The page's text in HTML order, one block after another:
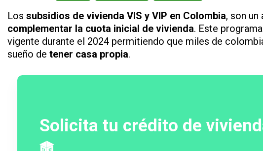
Los subsidios de vivienda VIS y VIP en Colombia, son
complementar la cuota inicial de vivienda. Este
vigente durante el 2024 permitiendo que miles de
sueño de tener casa propia.
Solicita tu crédito de